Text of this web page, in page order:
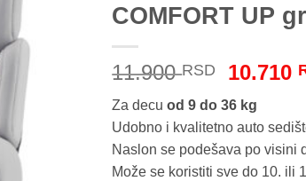
COMFORT UP
11.900RSD
je
bila:
11.900
10.710
Za decuod 9 do 36 kg
Udobno i kvalitetno auto
Naslon se podešava po visini
Može se koristiti sve do 10. ili